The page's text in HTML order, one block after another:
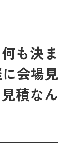
も決ま
会場見
積なん